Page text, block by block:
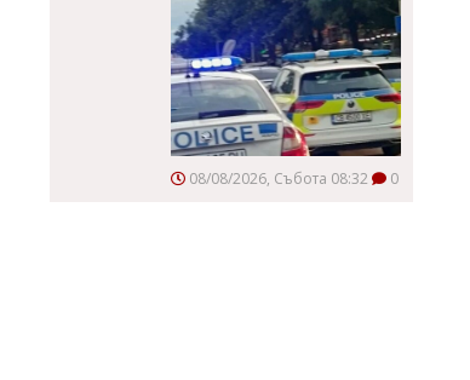
08/08/2026, Събота 08:32 0